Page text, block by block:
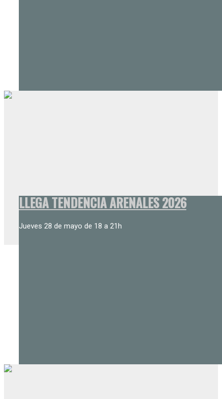
LLEGA TENDENCIA ARENALES 2026
Jueves 28 de mayo de 18 a 21h